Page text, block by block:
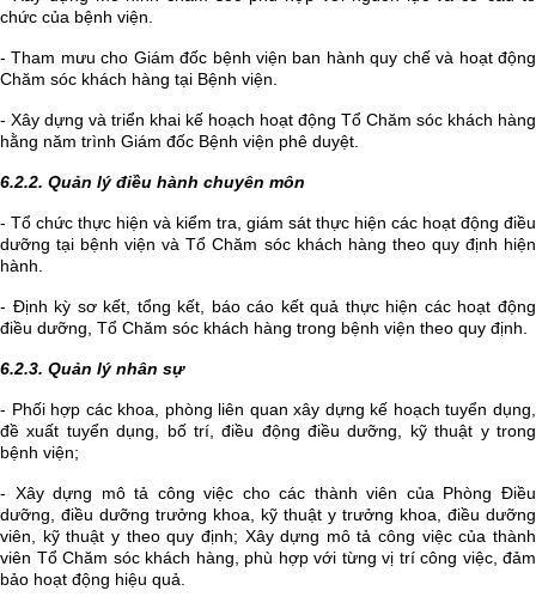
chức của bệnh viện.
- Tham mưu cho Giám đốc bệnh viện ban hành quy chế và hoạt động
Chăm sóc khách hàng tại Bệnh viện.
- Xây dựng và triển khai kế hoạch hoạt động Tổ Chăm sóc khách hàng
hằng năm trình Giám đốc Bệnh viện phê duyệt.
6.2.2. Quản lý điều hành chuyên môn
- Tổ chức thực hiện và kiểm tra, giám sát thực hiện các hoạt động điều
dưỡng tại bệnh viện và Tổ Chăm sóc khách hàng theo quy định hiện
hành.
- Định kỳ sơ kết, tổng kết, báo cáo kết quả thực hiện các hoạt động
điều dưỡng, Tổ Chăm sóc khách hàng trong bệnh viện theo quy định.
6.2.3. Quản lý nhân sự
- Phối hợp các khoa, phòng liên quan xây dựng kế hoạch tuyển dụng,
đề xuất tuyển dụng, bố trí, điều động điều dưỡng, kỹ thuật y trong
bệnh viện;
- Xây dựng mô tả công việc cho các thành viên của Phòng Điều
dưỡng, điều dưỡng trưởng khoa, kỹ thuật y trưởng khoa, điều dưỡng
viên, kỹ thuật y theo quy định; Xây dựng mô tả công việc của thành
viên Tổ Chăm sóc khách hàng, phù hợp với từng vị trí công việc, đảm
bảo hoạt động hiệu quả.